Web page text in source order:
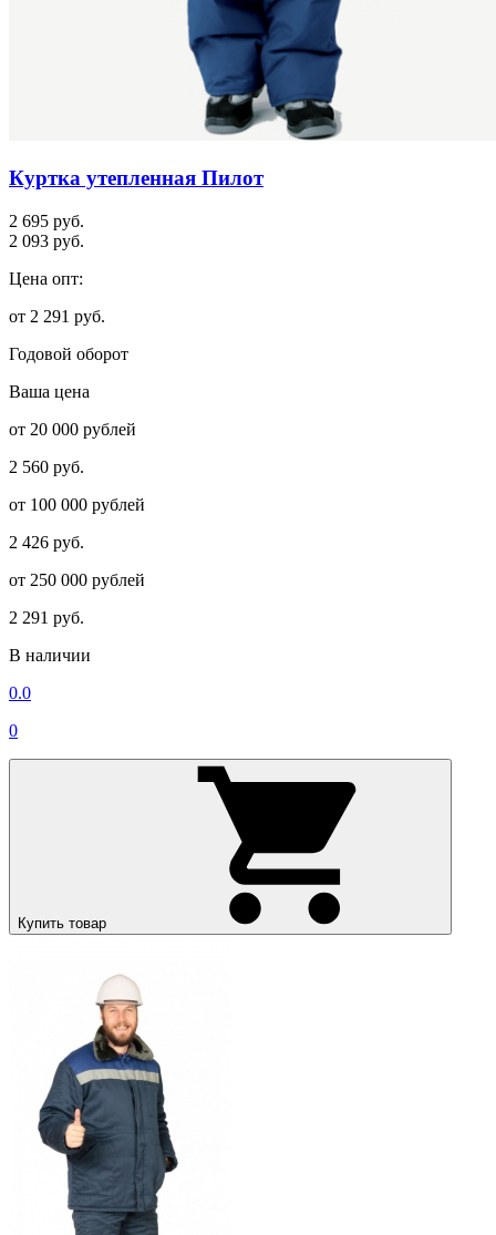
Куртка утепленная Пилот
2 695 руб.
2 093 руб.
Цена опт:
от 2 291 руб.
Годовой оборот
Ваша цена
от 20 000 рублей
2 560 руб.
от 100 000 рублей
2 426 руб.
от 250 000 рублей
2 291 руб.
В наличии
0.0
0
Купить товар